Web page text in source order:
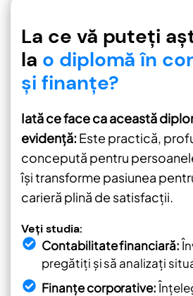
La ce vă puteți
la o diplomă în
și finanțe?
Iată ce face ca această
evidență: Este practică,
concepută pentru
își transforme pasiunea
carieră plină de satisfacții.
Veți studia:
Contabilitate financiară:
pregătiți și să analizați
Finanțe corporative: